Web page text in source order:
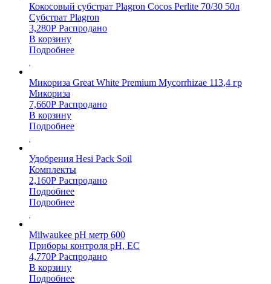
Кокосовый субстрат Plagron Cocos Perlite 70/30 50л
Субстрат Plagron
3,280Р Распродано
В корзину
Подробнее
Микориза Great White Premium Mycorrhizae 113,4 гр
Микориза
7,660Р Распродано
В корзину
Подробнее
Удобрения Hesi Pack Soil
Комплекты
2,160Р Распродано
Подробнее
Подробнее
Milwaukee pH метр 600
Приборы контроля pH, EC
4,770Р Распродано
В корзину
Подробнее